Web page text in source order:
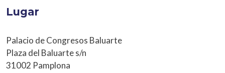
Lugar
Palacio de Congresos Baluarte
Plaza del Baluarte s/n
31002 Pamplona